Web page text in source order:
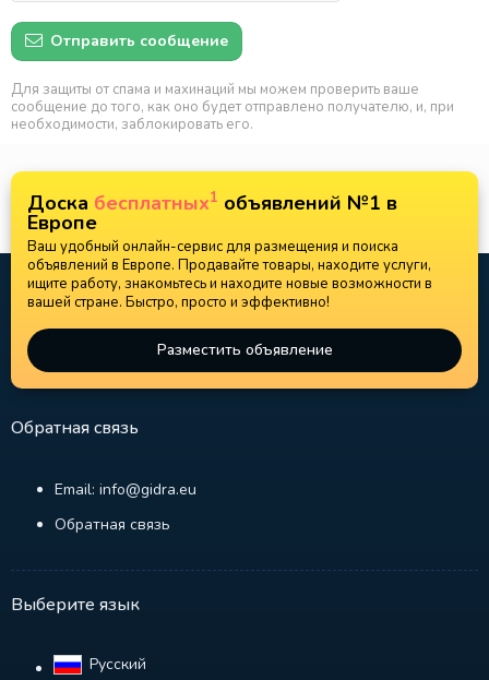
Отправить сообщение
Для защиты от спама и махинаций мы можем проверить ваше
сообщение до того, как оно будет отправлено получателю, и, при
необходимости, заблокировать его.
Доска бесплатных1 объявлений №1 в
Европе
Ваш удобный онлайн-сервис для размещения и поиска
объявлений в Европе. Продавайте товары, находите услуги,
ищите работу, знакомьтесь и находите новые возможности в
вашей стране. Быстро, просто и эффективно!
Разместить объявление
Обратная связь
Email: info@gidra.eu
Обратная связь
Выберите язык
Русский‎